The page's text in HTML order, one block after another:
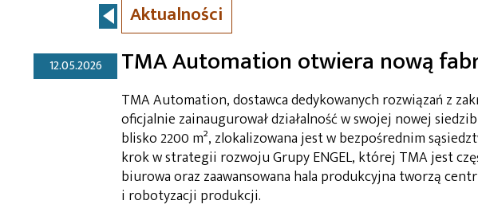
Aktualności
12.05.2026 TMA Automation otwiera nową
TMA Automation, dostawca dedykowanych rozwiązań z
oficjalnie zainaugurował działalność w swojej nowej
blisko 2200 m², zlokalizowana jest w bezpośrednim
krok w strategii rozwoju Grupy ENGEL, której TMA jest
biurowa oraz zaawansowana hala produkcyjna tworzą
i robotyzacji produkcji.